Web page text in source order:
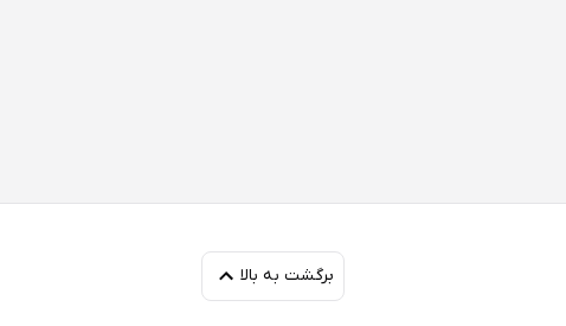
برگشت به بالا